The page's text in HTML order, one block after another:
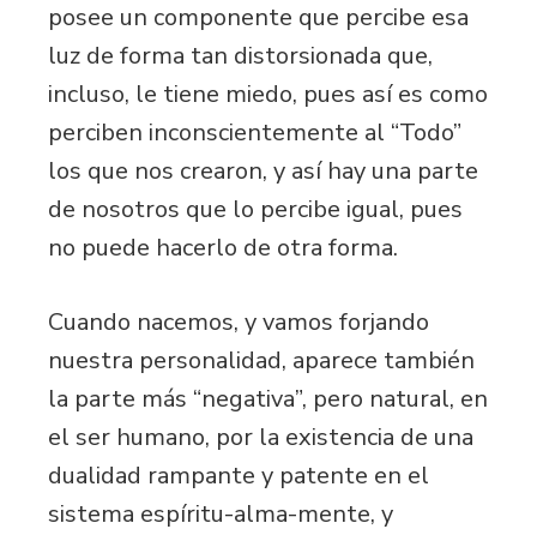
posee un componente que percibe esa
luz de forma tan distorsionada que,
incluso, le tiene miedo, pues así es como
perciben inconscientemente al “Todo”
los que nos crearon, y así hay una parte
de nosotros que lo percibe igual, pues
no puede hacerlo de otra forma.
Cuando nacemos, y vamos forjando
nuestra personalidad, aparece también
la parte más “negativa”, pero natural, en
el ser humano, por la existencia de una
dualidad rampante y patente en el
sistema espíritu-alma-mente, y